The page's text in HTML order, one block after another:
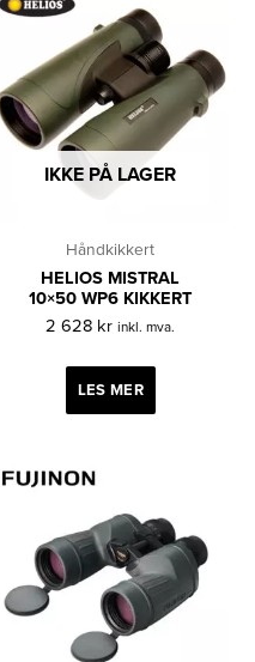
IKKE PÅ LAGER
Håndkikkert
HELIOS MISTRAL
10×50 WP6 KIKKERT
2 628 kr inkl. mva.
LES MER